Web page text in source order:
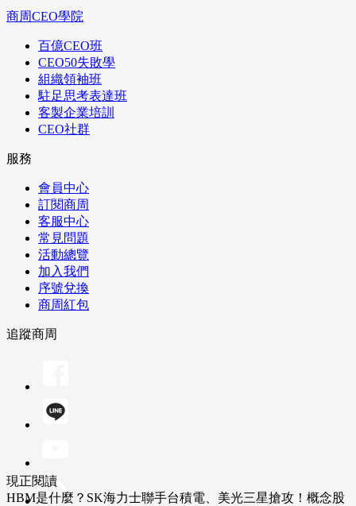
商周CEO學院
百億CEO班
CEO50失敗學
組織領袖班
駐足思考表達班
客製企業培訓
CEO社群
服務
會員中心
訂閱商周
客服中心
常見問題
活動總覽
加入我們
序號兌換
商周紅包
追蹤商周
現正閱讀
HBM是什麼？SK海力士聯手台積電、美光三星搶攻！概念股